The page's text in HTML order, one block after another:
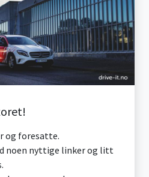
og foresatte.
noen nyttige linker og litt